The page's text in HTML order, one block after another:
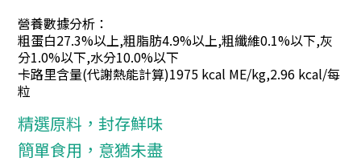
營養數據分析：
粗蛋白27.3%以上,粗脂肪4.9%以上,粗纖維0.1%以下,灰
分1.0%以下,水分10.0%以下
卡路里含量(代謝熱能計算)1975 kcal ME/kg,2.96 kcal/每
粒
精選原料，封存鮮味
簡單食用，意猶未盡